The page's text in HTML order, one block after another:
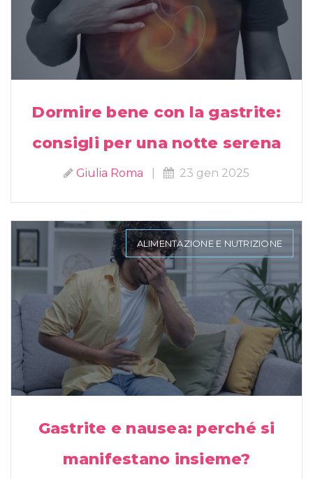
Dormire bene con la gastrite:
consigli per una notte serena
Giulia Roma 23 gen 2025
ALIMENTAZIONE E NUTRIZIONE
Gastrite e nausea: perché si
manifestano insieme?